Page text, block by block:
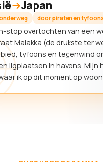
Japan
door piraten en
stop overtochten van een
Malakka (de drukste ter
tyfoons en tegenwind
ligplaatsen in havens. Mijn
ik op dit moment op woon.